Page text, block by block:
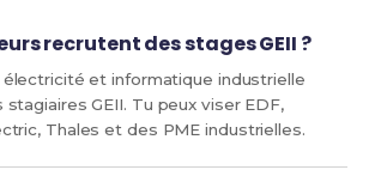
recrutent des stages GEII ?
et informatique industrielle
GEII. Tu peux viser EDF,
Thales et des PME industrielles.